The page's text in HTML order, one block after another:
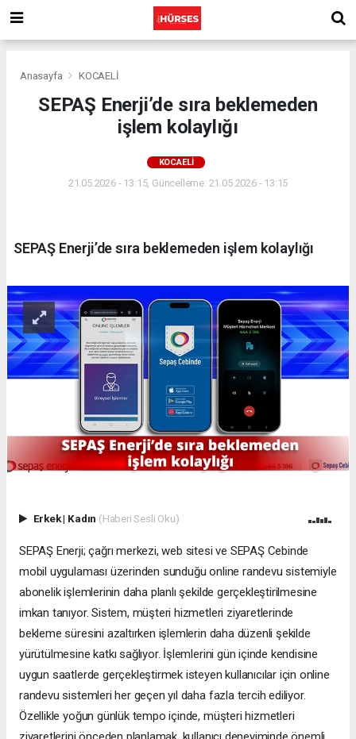
Anasayfa KOCAELİ
SEPAŞ Enerji’de sıra beklemeden
işlem kolaylığı
KOCAELİ
21.05.2026 - 13:15, Güncelleme: 21.05.2026 - 13:15
SEPAŞ Enerji’de sıra beklemeden işlem kolaylığı
Erkek| Kadın (Haberi Sesli Oku)
SEPAŞ Enerji; çağrı merkezi, web sitesi ve SEPAŞ Cebinde
mobil uygulaması üzerinden sunduğu online randevu sistemiyle
abonelik işlemlerinin daha planlı şekilde gerçekleştirilmesine
imkan tanıyor. Sistem, müşteri hizmetleri ziyaretlerinde
bekleme süresini azaltırken işlemlerin daha düzenli şekilde
yürütülmesine katkı sağlıyor. İşlemlerini gün içinde kendisine
uygun saatlerde gerçekleştirmek isteyen kullanıcılar için online
randevu sistemleri her geçen yıl daha fazla tercih ediliyor.
Özellikle yoğun günlük tempo içinde, müşteri hizmetleri